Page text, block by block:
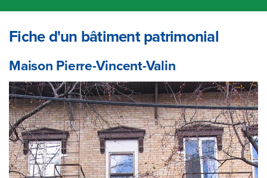
Fiche d'un bâtiment patrimonial
Maison Pierre-Vincent-Valin